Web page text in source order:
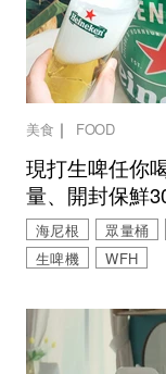
美食 ｜ FOOD
現打生啤任你
量、開封保鮮
海尼根 眾量桶
生啤機
WFH